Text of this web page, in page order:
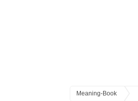
Meaning-Book